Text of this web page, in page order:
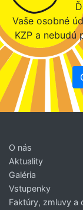
Vaše osobné
KZP a nebudú
O nás
Aktuality
Galéria
Vstupenky
Faktúry, zmluvy a